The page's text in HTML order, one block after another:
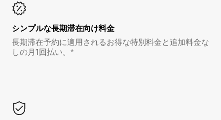
シンプルな長期滞在向け料金
長期滞在予約に適用されるお得な特別料金と追加料金な
しの月1回払い。*